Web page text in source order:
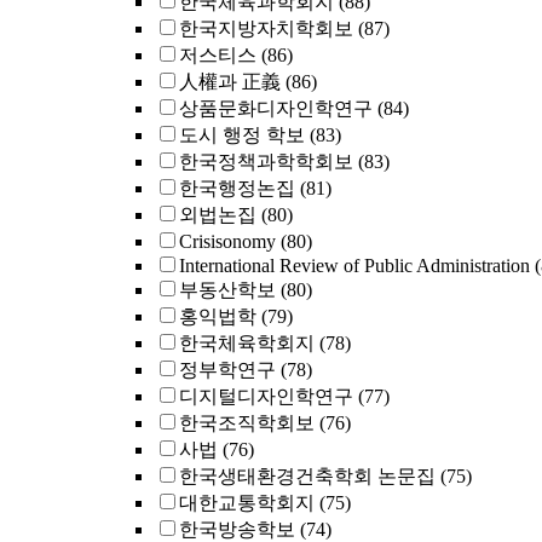
한국지방자치학회보 (87)
저스티스 (86)
人權과 正義 (86)
상품문화디자인학연구 (84)
도시 행정 학보 (83)
한국정책과학학회보 (83)
한국행정논집 (81)
외법논집 (80)
Crisisonomy (80)
International Review of Public Administration
부동산학보 (80)
홍익법학 (79)
한국체육학회지 (78)
정부학연구 (78)
디지털디자인학연구 (77)
한국조직학회보 (76)
사법 (76)
한국생태환경건축학회 논문집 (75)
대한교통학회지 (75)
한국방송학보 (74)